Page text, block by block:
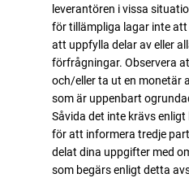
leverantören i vissa
för tillämpliga lagar inte
att uppfylla delar av eller
förfrågningar. Observera
och/eller ta ut en
som är uppenbart
Såvida det inte krävs
för att informera tredje
delat dina uppgifter med
som begärs enligt detta